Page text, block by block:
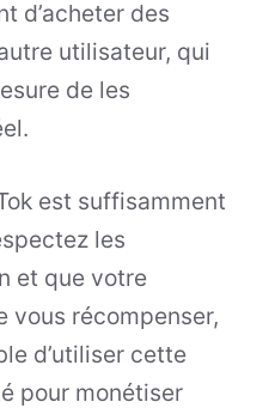
d’acheter des
utilisateur, qui
de les
est suffisamment
les
et que votre
vous récompenser,
d’utiliser cette
pour monétiser